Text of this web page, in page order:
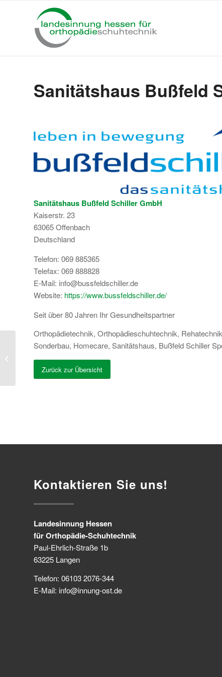
Sanitätshaus Bußfeld
Sanitätshaus Bußfeld Schiller GmbH
Kaiserstr. 23
63065Offenbach
Deutschland
Telefon: 069 885365
Telefax: 069 888828
E-Mail: info@bussfeldschiller.de
Website: https://www.bussfeldschiller.de/
Seit über 80 Jahren Ihr Gesundheitspartner
Orthopädietechnik, Orthopädieschuhtechnik,
Sonderbau, Homecare, Sanitätshaus, Bußfeld Schiller
Zurück zur Übersicht
Kontaktieren Sie uns!
Landesinnung Hessen
für Orthopädie-Schuhtechnik
Paul-Ehrlich-Straße 1b
63225 Langen
Telefon: 06103 2076-344
E-Mail: info@innung-ost.de
Sanitätshaus Kern Idstein GmbH